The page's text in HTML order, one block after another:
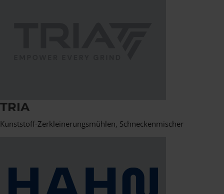
TRIA
Kunststoff-Zerkleinerungsmühlen, Schneckenmischer